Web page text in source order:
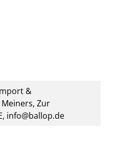
&
Zur
info@ballop.de